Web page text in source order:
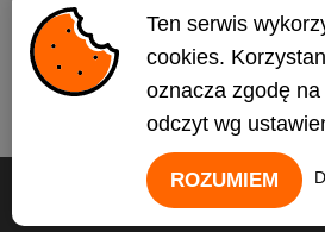
NIP: 8172129988
REGON: 364784710
BDO: 000138344
Ten serwis
cookies.
oznacza zgodę
odczyt wg
ROZUMIEM